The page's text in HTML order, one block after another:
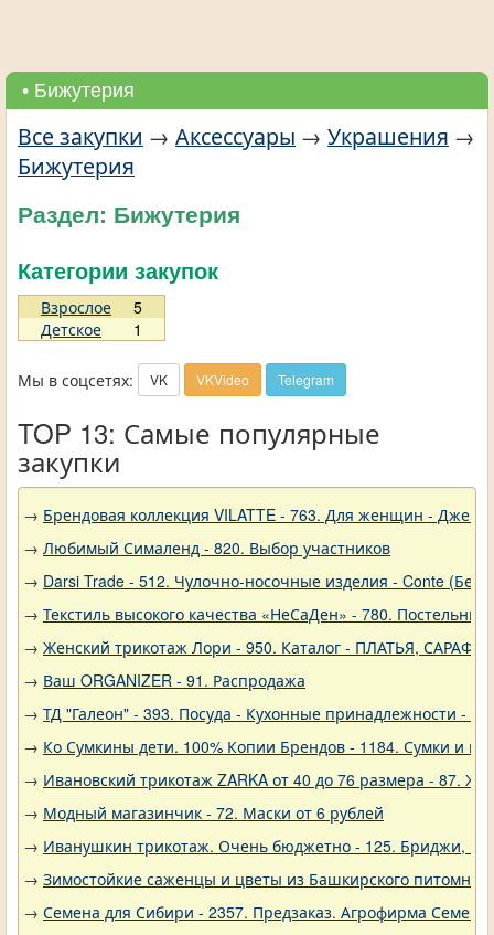
• Бижутерия
Все закупки → Аксессуары → Украшения →
Бижутерия
Раздел: Бижутерия
Категории закупок
Взрослое
5
Детское
1
Мы в соцсетях: VK VKVideo Telegram
TOP 13: Самые популярные
закупки
→ Брендовая коллекция VILATTE - 763. Для женщин -
→ Любимый Сималенд - 820. Выбор участников
→ Darsi Trade - 512. Чулочно-носочные изделия - Conte
→ Текстиль высокого качества «НеСаДен» - 780.
→ Женский трикотаж Лори - 950. Каталог - ПЛАТЬЯ,
→ Ваш ORGANIZER - 91. Распродажа
→ ТД "Галеон" - 393. Посуда - Кухонные принадлежности -
→ Ко Сумкины дети. 100% Копии Брендов - 1184. Сумки и
→ Ивановский трикотаж ZARKA от 40 до 76 размера - 87.
→ Модный магазинчик - 72. Маски от 6 рублей
→ Иванушкин трикотаж. Очень бюджетно - 125. Бриджи,
→ Зимостойкие саженцы и цветы из Башкирского
→ Семена для Сибири - 2357. Предзаказ. Агрофирма